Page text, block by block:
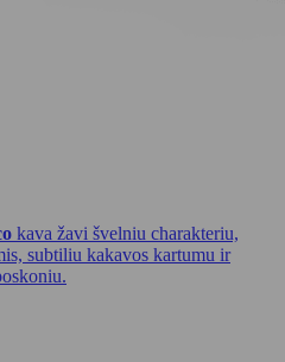
kava žavi švelniu charakteriu,
subtiliu kakavos kartumu ir